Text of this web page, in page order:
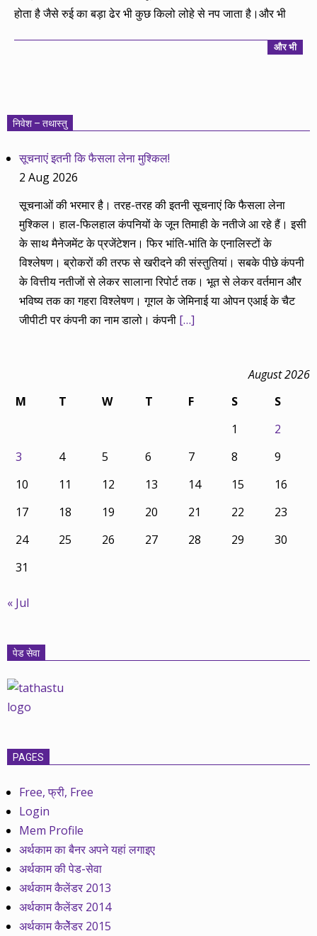
होता है जैसे रुई का बड़ा ढेर भी कुछ किलो लोहे से नप जाता है।और भी
और भी
निवेश – तथास्तु
सूचनाएं इतनी कि फैसला लेना मुश्किल!
2 Aug 2026
सूचनाओं की भरमार है। तरह-तरह की इतनी सूचनाएं कि फैसला लेना
मुश्किल। हाल-फिलहाल कंपनियों के जून तिमाही के नतीजे आ रहे हैं। इसी
के साथ मैनेजमेंट के प्रजेंटेशन। फिर भांति-भांति के एनालिस्टों के
विश्लेषण। ब्रोकरों की तरफ से खरीदने की संस्तुतियां। सबके पीछे कंपनी
के वित्तीय नतीजों से लेकर सालाना रिपोर्ट तक। भूत से लेकर वर्तमान और
भविष्य तक का गहरा विश्लेषण। गूगल के जेमिनाई या ओपन एआई के चैट
जीपीटी पर कंपनी का नाम डालो। कंपनी […]
August 2026
M
T W T F S
S
1
2
3
4 5 6 7 8
9
10
11 12 13 14 15
16
17
18 19 20 21 22
23
24
25 26 27 28 29
30
31
« Jul
पेड सेवा
PAGES
Free, फ्री, Free
Login
Mem Profile
अर्थकाम का बैनर अपने यहां लगाइए
अर्थकाम की पेड-सेवा
अर्थकाम कैलेंडर 2013
अर्थकाम कैलेंडर 2014
अर्थकाम कैलेेंडर 2015